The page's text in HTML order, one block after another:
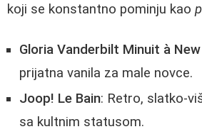
koji se konstantno pominju kao
Gloria Vanderbilt Minuit à
prijatna vanila za male novce.
Joop! Le Bain: Retro, slatko-
sa kultnim statusom.